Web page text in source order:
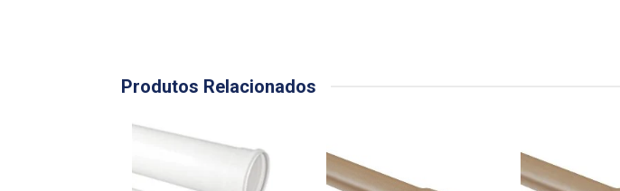
Produtos Relacionados